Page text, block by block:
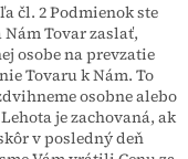
čl. 2 Podmienok ste
Tovar zaslať,
osobe na prevzatie
Tovaru k Nám. To
osobne alebo
je zachovaná, ak
v posledný deň